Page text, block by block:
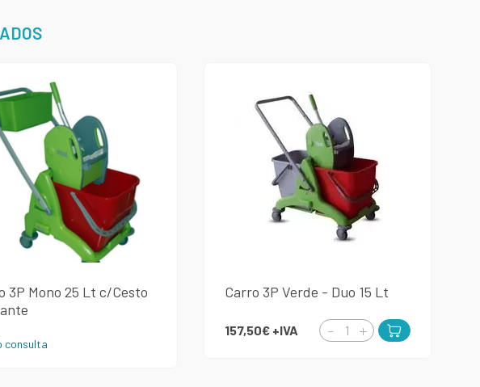
3P Mono 25 Lt c/Cesto
consulta
Carro 3P Verde - Duo 15 Lt
157,50€ +IVA